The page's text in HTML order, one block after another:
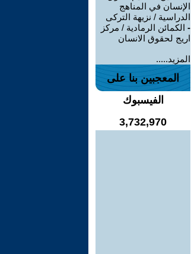
الإنسان في المناهج
الدراسية / نزيهة التركى
- الكمائن الرمادية / مركز
اريج لحقوق الانسان
المزيد.....
المعجبين بنا على
الفيسبوك
3,732,970